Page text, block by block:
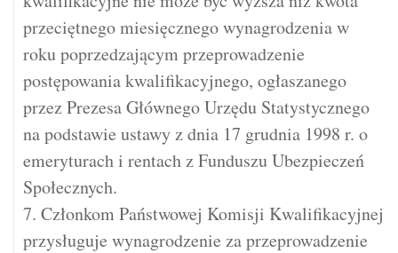
przeciętnego miesięcznego wynagrodzenia w
roku poprzedzającym przeprowadzenie
postępowania kwalifikacyjnego, ogłaszanego
przez Prezesa Głównego Urzędu Statystycznego
na podstawie ustawy z dnia 17 grudnia 1998 r. o
emeryturach i rentach z Funduszu Ubezpieczeń
Społecznych.
7. Członkom Państwowej Komisji Kwalifikacyjnej
przysługuje wynagrodzenie za przeprowadzenie